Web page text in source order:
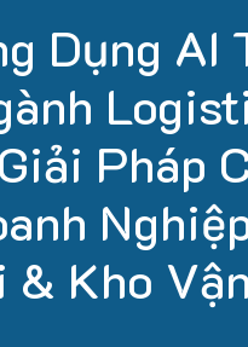
Dụng AI
Giải Pháp
& Kho